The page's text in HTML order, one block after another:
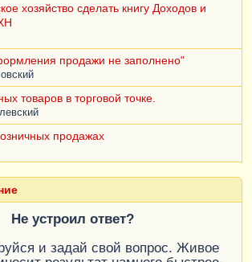
хозяйство сделать книгу Доходов и
продажи не заполнено"
товаров в торговой точке.
продажах
Не устроил ответ?
и задай свой вопрос. Живое